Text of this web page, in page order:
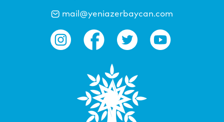
mail@yeniazerbaycan.com